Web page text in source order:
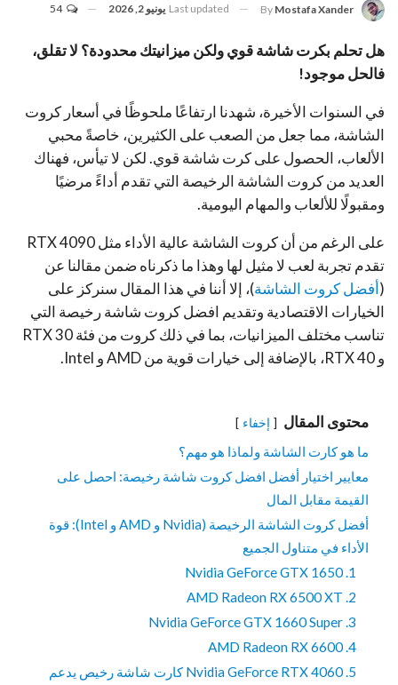
By Mostafa Xander
Last updated يونيو 2, 2026 54
هل تحلم بكرت شاشة قوي ولكن ميزانيتك محدودة؟ لا تقلق،
فالحل موجود!
في السنوات الأخيرة، شهدنا ارتفاعًا ملحوظًا في أسعار كروت
الشاشة، مما جعل من الصعب على الكثيرين، خاصةً محبي
الألعاب، الحصول على كرت شاشة قوي. لكن لا تيأس، فهناك
العديد من كروت الشاشة الرخيصة التي تقدم أداءً مرضيًا
ومقبولًا للألعاب والمهام اليومية.
على الرغم من أن كروت الشاشة عالية الأداء مثل RTX 4090
تقدم تجربة لعب لا مثيل لها وهذا ما ذكرناه ضمن مقالنا عن
(أفضل كروت الشاشة)، إلا أننا في هذا المقال سنركز على
الخيارات الاقتصادية وتقديم افضل كروت شاشة رخيصة التي
تناسب مختلف الميزانيات، بما في ذلك كروت من فئة RTX 30
و RTX 40، بالإضافة إلى خيارات قوية من AMD و Intel.
محتوى المقال إخفاء
ما هو كارت الشاشة ولماذا هو مهم؟
معايير اختيار أفضل افضل كروت شاشة رخيصة: احصل على
القيمة مقابل المال
أفضل كروت الشاشة الرخيصة (Nvidia و AMD و Intel): قوة
الأداء في متناول الجميع
1. Nvidia GeForce GTX 1650
2. AMD Radeon RX 6500 XT
3. Nvidia GeForce GTX 1660 Super
4. AMD Radeon RX 6600
5. Nvidia GeForce RTX 4060 كارت شاشة رخيص يدعم